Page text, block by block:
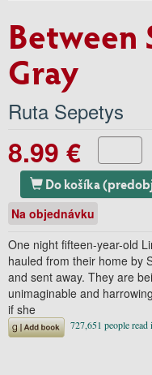
Between
Gray
Ruta Sepetys
8.99 €
Do košíka
Na objednávku
One night fifteen-year-old
hauled from their home by
and sent away. They are
unimaginable and
if she